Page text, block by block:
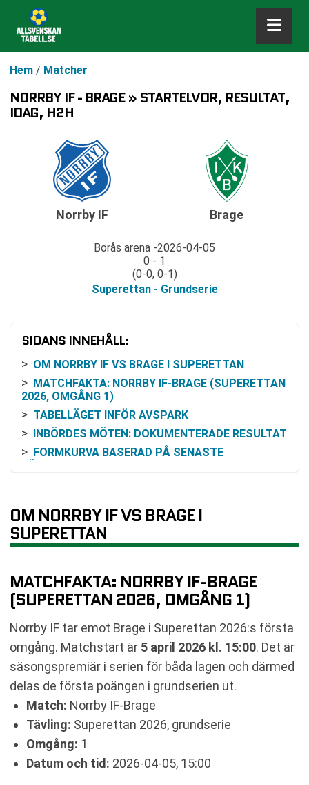
Hem / Matcher
NORRBY IF - BRAGE » STARTELVOR, RESULTAT,
IDAG, H2H
Norrby IF
Borås arena 2026-04-05
0 - 1
(0-0, 0-1)
Superettan - Grundserie
Brage
SIDANS INNEHÅLL:
OM NORRBY IF VS BRAGE I SUPERETTAN
MATCHFAKTA: NORRBY IF-BRAGE (SUPERETTAN
2026, OMGÅNG 1)
TABELLÄGET INFÖR AVSPARK
INBÖRDES MÖTEN: DOKUMENTERADE RESULTAT
FORMKURVA BASERAD PÅ SENASTE
SÅ KAN DU FÖLJA MATCHEN PÅ TV ELLER
ONLINE
KOMMANDE MATCHER EFTER OMGÅNG 1 (UR
VANLIGA FRÅGOR OM NORRBY IF VS BRAGE
TABELL
OM NORRBY IF VS BRAGE I
SUPERETTAN
MATCHFAKTA: NORRBY IF-BRAGE
(SUPERETTAN 2026, OMGÅNG 1)
Norrby IF tar emot Brage i Superettan 2026:s första
omgång. Matchstart är 5 april 2026 kl. 15:00. Det är
säsongspremiär i serien för båda lagen och därmed
delas de första poängen i grundserien ut.
Match: Norrby IF-Brage
Tävling: Superettan 2026, grundserie
Omgång: 1
Datum och tid: 2026-04-05, 15:00